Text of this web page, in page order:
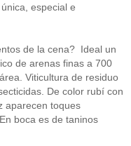
especial e
de la cena? Ideal un
de arenas finas a 700
Viticultura de residuo
De color rubí con
aparecen toques
boca es de taninos